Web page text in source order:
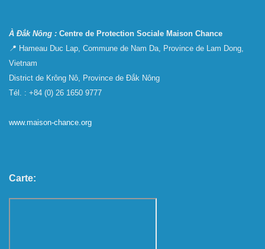
À Đắk Nông : Centre de Protection Sociale Maison Chance
📍 Hameau Duc Lap, Commune de Nam Da, Province de Lam Dong,
Vietnam
District de Krông Nô, Province de Đắk Nông
Tél. : +84 (0) 26 1650 9777
www.maison-chance.org
Carte: